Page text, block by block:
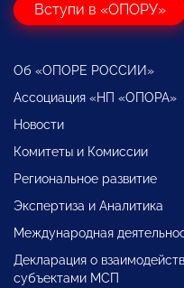
Вступи в «ОПОРУ»
Об «ОПОРЕ РОССИИ»
Ассоциация «НП «ОПОРА»
Новости
Комитеты и Комиссии
Региональное развитие
Экспертиза и Аналитика
Международная
Декларация о
субъектами МСП